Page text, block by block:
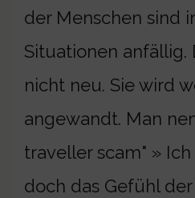
der Menschen sind
Situationen anfällig.
nicht neu. Sie wird
angewandt. Man
traveller scam" »
doch das Gefühl